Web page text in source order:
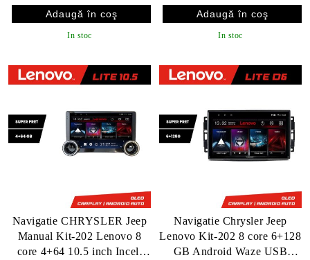
In stoc
10.1"
In stoc
Navigatie CHRYSLER Jeep
Manual Kit-202 Lenovo 8
core 4+64 10.5 inch Incell
Navigatie Chrysler Jeep
Lenovo Kit-202 8 core 6+128
GB Android Waze USB